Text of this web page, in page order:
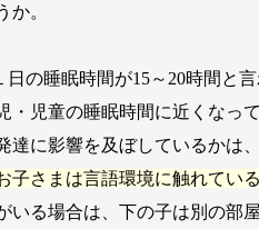
か。
日の睡眠時間が15～20時間と
・児童の睡眠時間に近くなっ
達に影響を及ぼしているかは
子さまは言語環境に触れてい
いる場合は、下の子は別の部